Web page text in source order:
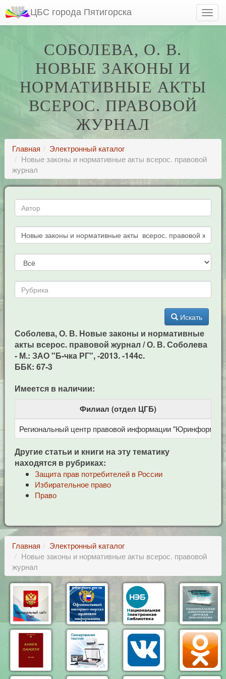
ЦБС города Пятигорска
СОБОЛЕВА, О. В.
НОВЫЕ ЗАКОНЫ И
НОРМАТИВНЫЕ АКТЫ
ВСЕРОС. ПРАВОВОЙ
ЖУРНАЛ
Главная
Электронный каталог
Новые законы и нормативные акты всерос. правовой
журнал
Искать
Соболева, О. В. Новые законы и нормативные
акты всерос. правовой журнал / О. В. Соболева
- М.: ЗАО "Б-чка РГ", -2013. -144c.
ББК: 67-3
Имеется в наличии:
Филиал (отдел ЦГБ)
Региональный центр правовой информации "Юринформ"
Другие статьи и книги на эту тематику
находятся в рубриках:
Защита прав потребителей в России
Избирательное право
Право
Главная
Электронный каталог
Новые законы и нормативные акты всерос. правовой
журнал